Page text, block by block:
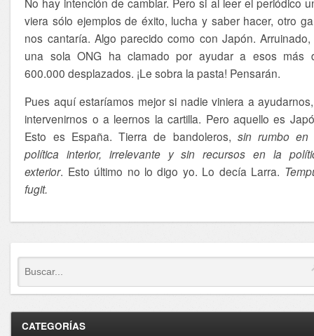
viera sólo ejemplos de éxito, lucha y saber hacer, otro
nos cantaría. Algo parecido como con Japón.
una sola ONG ha clamado por ayudar a esos más
600.000 desplazados. ¡Le sobra la pasta! Pensarán.
Pues aquí estaríamos mejor si nadie viniera a
intervenirnos o a leernos la cartilla. Pero aquello es
Esto es España. Tierra de bandoleros, sin rumbo en
política interior, irrelevante y sin recursos en la
exterior. Esto último no lo digo yo. Lo decía Larra.
fugit.
CATEGORÍAS